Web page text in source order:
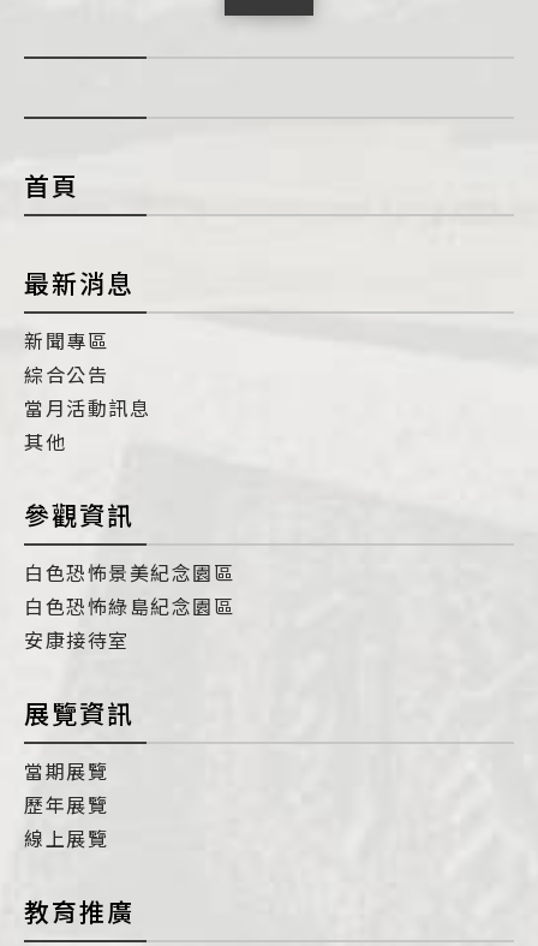
首頁
最新消息
新聞專區
綜合公告
當月活動訊息
其他
參觀資訊
白色恐怖景美紀念園區
白色恐怖綠島紀念園區
安康接待室
展覽資訊
當期展覽
歷年展覽
線上展覽
教育推廣